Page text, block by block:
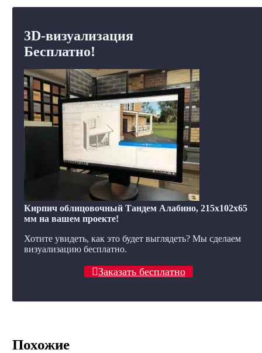
3D-визуализация
Бесплатно!
Кирпич облицовочный Тандем Алабино, 215x102x65
мм на вашем проекте!
Хотите увидеть, как это будет выглядеть? Мы сделаем
визуализацию бесплатно.
Заказать бесплатно
Похожие